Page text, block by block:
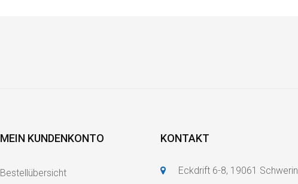
MEIN KUNDENKONTO
Bestellübersicht
KONTAKT
Eckdrift 6-8, 19061 Schwerin